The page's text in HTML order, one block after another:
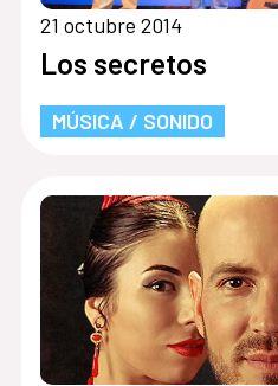
21 octubre 2014
Los secretos
MÚSICA / SONIDO